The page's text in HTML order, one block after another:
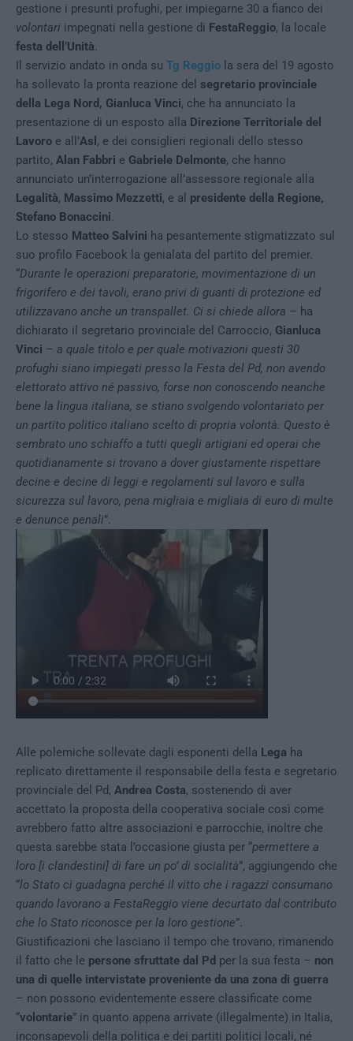
gestione i presunti profughi, per impiegarne 30 a fianco dei
volontari impegnati nella gestione di FestaReggio, la locale
festa dell’Unità.
Il servizio andato in onda su Tg Reggio la sera del 19 agosto
ha sollevato la pronta reazione del segretario provinciale
della Lega Nord, Gianluca Vinci, che ha annunciato la
presentazione di un esposto alla Direzione Territoriale del
Lavoro e all’Asl , e dei consiglieri regionali dello stesso
partito, Alan Fabbri e Gabriele Delmonte, che hanno
annunciato un’interrogazione all’assessore regionale alla
Legalità, Massimo Mezzetti, e al presidente della Regione,
Stefano Bonaccini.
Lo stesso Matteo Salvini ha pesantemente stigmatizzato sul
suo profilo Facebook la genialata del partito del premier.
“Durante le operazioni preparatorie, movimentazione di un
frigorifero e dei tavoli, erano privi di guanti di protezione ed
utilizzavano anche un transpallet. Ci si chiede allora – ha
dichiarato il segretario provinciale del Carroccio, Gianluca
Vinci – a quale titolo e per quale motivazioni questi 30
profughi siano impiegati presso la Festa del Pd, non avendo
elettorato attivo né passivo, forse non conoscendo neanche
bene la lingua italiana, se stiano svolgendo volontariato per
un partito politico italiano scelto di propria volontà. Questo è
sembrato uno schiaffo a tutti quegli artigiani ed operai che
quotidianamente si trovano a dover giustamente rispettare
decine e decine di leggi e regolamenti sul lavoro e sulla
sicurezza sul lavoro, pena migliaia e migliaia di euro di multe
e denunce penali”.
Alle polemiche sollevate dagli esponenti della Lega ha
replicato direttamente il responsabile della festa e segretario
provinciale del Pd, Andrea Costa, sostenendo di aver
accettato la proposta della cooperativa sociale così come
avrebbero fatto altre associazioni e parrocchie, inoltre che
questa sarebbe stata l’occasione giusta per “permettere a
loro [i clandestini] di fare un po’ di socialità”, aggiungendo che
“lo Stato ci guadagna perché il vitto che i ragazzi consumano
quando lavorano a FestaReggio viene decurtato dal contributo
che lo Stato riconosce per la loro gestione”.
Giustificazioni che lasciano il tempo che trovano, rimanendo
il fatto che le persone sfruttate dal Pd per la sua festa – non
una di quelle intervistate proveniente da una zona di guerra
– non possono evidentemente essere classificate come
“volontarie” in quanto appena arrivate (illegalmente) in Italia,
inconsapevoli della politica e dei partiti politici locali, né